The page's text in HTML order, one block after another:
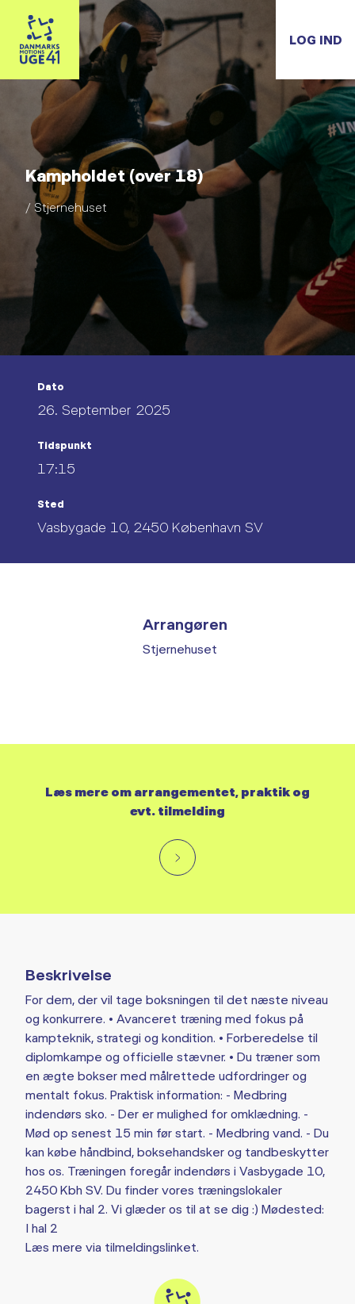
LOG IND
Kampholdet (over 18)
/ Stjernehuset
Dato
26. September 2025
Tidspunkt
17:15
Sted
Vasbygade 10, 2450 København SV
Beskrivelse
For dem, der vil tage boksningen til det næste niveau
og konkurrere. • Avanceret træning med fokus på
kampteknik, strategi og kondition. • Forberedelse til
diplomkampe og officielle stævner. • Du træner som
en ægte bokser med målrettede udfordringer og
mentalt fokus. Praktisk information: - Medbring
indendørs sko. - Der er mulighed for omklædning. -
Mød op senest 15 min før start. - Medbring vand. - Du
kan købe håndbind, boksehandsker og tandbeskytter
hos os. Træningen foregår indendørs i Vasbygade 10,
2450 Kbh SV. Du finder vores træningslokaler
bagerst i hal 2. Vi glæder os til at se dig :) Mødested:
I hal 2
Læs mere via tilmeldingslinket.
Arrangøren
Stjernehuset
Læs mere om arrangementet, praktik og
evt. tilmelding